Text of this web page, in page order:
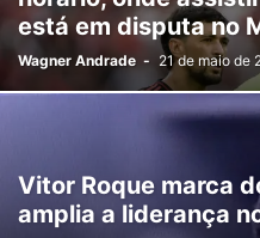
está em disputa no
Wagner Andrade - 21 de maio de
Vitor Roque marca
amplia a liderança